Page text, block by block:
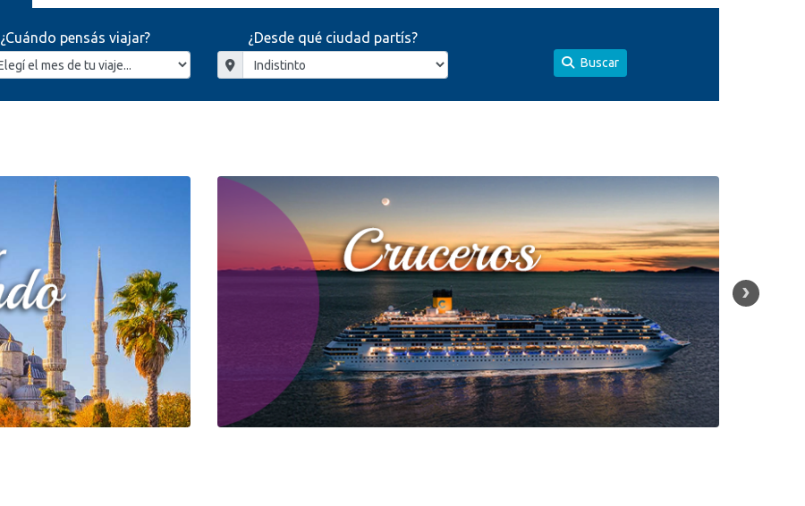
¿Cuándo pensás viajar? ¿Desde qué ciudad partís?
Buscar